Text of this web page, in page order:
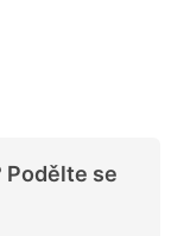
Podělte se